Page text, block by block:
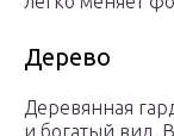
Дерево
Деревянная
и богатый вид.